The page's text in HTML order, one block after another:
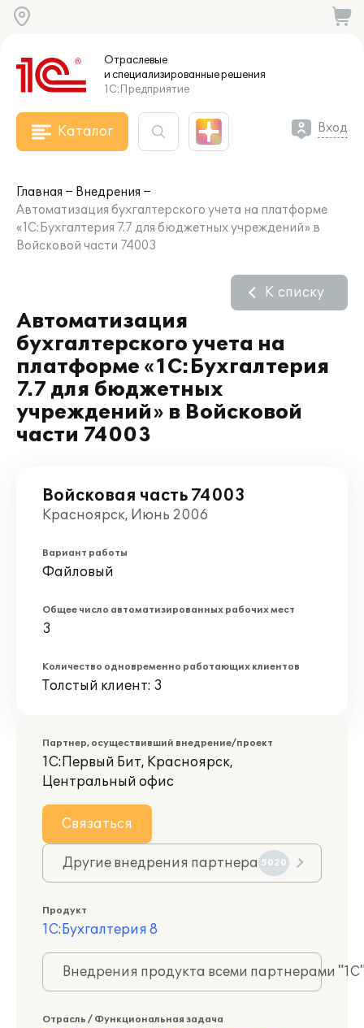
Отраслевые
и специализированныерешения
1С:Предприятие
Каталог Вход
Главная
Внедрения
Автоматизация бухгалтерского учета на платформе
«1С:Бухгалтерия 7.7 для бюджетных учреждений» в
Войсковой части 74003
Автоматизация
бухгалтерского учета на
платформе «1С:Бухгалтерия
7.7 для бюджетных
учреждений» в Войсковой
части 74003
К списку
Войсковая часть 74003
Красноярск, Июнь 2006
Вариант работы
Файловый
Общее число автоматизированных рабочих мест
3
Количество одновременно работающих клиентов
Толстый клиент: 3
Партнер, осуществивший внедрение/проект
1С:Первый Бит, Красноярск,
Центральный офис
Связаться
Другие внедрения партнера 5020
Продукт
1С:Бухгалтерия 8
Внедрения продукта всеми партнерами
Отрасль / Функциональная задача